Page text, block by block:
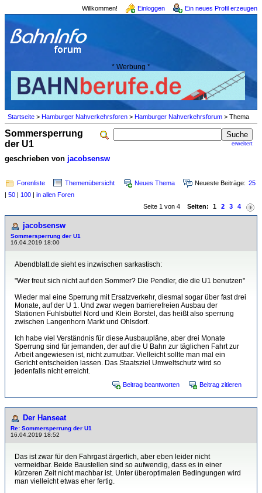
Willkommen! Einloggen Ein neues Profil erzeugen
* Werbung *
Startseite > Hamburger Nahverkehrsforen > Hamburger Nahverkehrsforum > Thema
erweitert
Sommersperrung
der U1
geschrieben von jacobsensw
Forenliste Themenübersicht Neues Thema Neueste Beiträge: 25
| 50 | 100 | in allen Foren
Seite 1 von 4 Seiten: 1 2 3 4
jacobsensw
Sommersperrung der U1
16.04.2019 18:00
Abendblatt.de sieht es inzwischen sarkastisch:
"Wer freut sich nicht auf den Sommer? Die Pendler, die die U1 benutzen"
Wieder mal eine Sperrung mit Ersatzverkehr, diesmal sogar über fast drei
Monate, auf der U 1. Und zwar wegen barrierefreien Ausbau der
Stationen Fuhlsbüttel Nord und Klein Borstel, das heißt also sperrung
zwischen Langenhorn Markt und Ohlsdorf.
Ich habe viel Verständnis für diese Ausbaupläne, aber drei Monate
Sperrung sind für jemanden, der auf die U Bahn zur täglichen Fahrt zur
Arbeit angewiesen ist, nicht zumutbar. Vielleicht sollte man mal ein
Gericht entscheiden lassen. Das Staatsziel Umweltschutz wird so
jedenfalls nicht erreicht.
Beitrag beantworten Beitrag zitieren
Der Hanseat
Re: Sommersperrung der U1
16.04.2019 18:52
Das ist zwar für den Fahrgast ärgerlich, aber eben leider nicht
vermeidbar. Beide Baustellen sind so aufwendig, dass es in einer
kürzeren Zeit nicht machbar ist. Unter überoptimalen Bedingungen wird
man vielleicht etwas eher fertig.